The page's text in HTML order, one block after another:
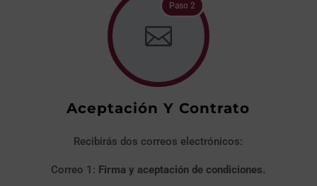

Paso 2
Aceptación Y Contrato
Recibirás dos correos electrónicos:
Correo 1: Firma y aceptación de condiciones.